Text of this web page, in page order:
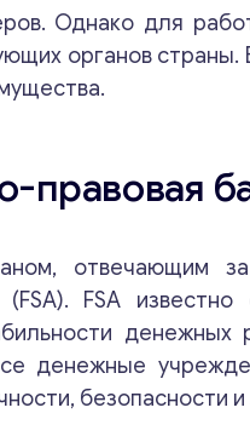
Однако для
органов
правовая
отвечающим
(FSA). FSA
денежных
денежные
безопасности